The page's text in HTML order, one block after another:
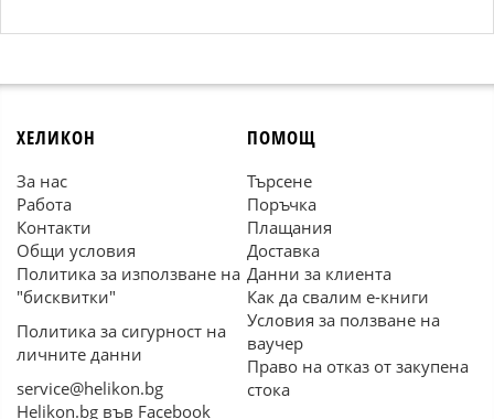
ХЕЛИКОН
За нас
Работа
Контакти
Общи условия
Политика за използване на
"бисквитки"
Политика за сигурност на
личните данни
service@helikon.bg
Helikon.bg във Facebook
ПОМОЩ
Търсене
Поръчка
Плащания
Доставка
Данни за клиента
Как да свалим е-книги
Условия за ползване на
ваучер
Право на отказ от закупена
стока